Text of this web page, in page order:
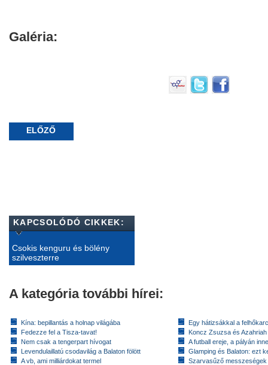
Galéria:
ELŐZŐ
KAPCSOLÓDÓ CIKKEK:
Csokis kenguru és bölény
szilveszterre
A kategória további hírei:
Kína: bepillantás a holnap világába
Fedezze fel a Tisza-tavat!
Nem csak a tengerpart hívogat
Levendulaillatú csodavilág a Balaton fölött
A vb, ami milliárdokat termel
Egy hátizsákkal a
Koncz Zsuzsa és
A futball ereje, a pályán
Glamping és Balaton: ezt
Szarvasűző messzeségek